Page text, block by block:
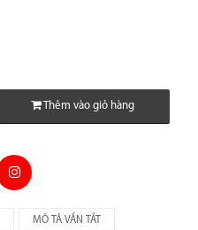
Thêm vào giỏ hàng
MÔ TẢ VẮN TẮT